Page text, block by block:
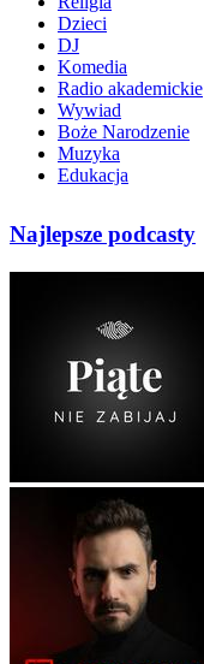
Dzieci
DJ
Komedia
Radio akademickie
Wywiad
Boże Narodzenie
Muzyka
Edukacja
Najlepsze podcasty